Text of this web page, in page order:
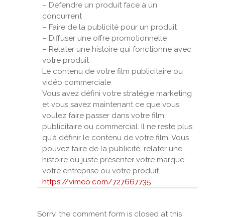
– Défendre un produit face à un
concurrent
– Faire de la publicité pour un produit
– Diffuser une offre promotionnelle
– Relater une histoire qui fonctionne avec
votre produit
Le contenu de votre film publicitaire ou
vidéo commerciale
Vous avez défini votre stratégie marketing
et vous savez maintenant ce que vous
voulez faire passer dans votre film
publicitaire ou commercial. Il ne reste plus
qu’à définir le contenu de votre film. Vous
pouvez faire de la publicité, relater une
histoire ou juste présenter votre marque,
votre entreprise ou votre produit.
https://vimeo.com/727667735
Sorry, the comment form is closed at this